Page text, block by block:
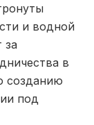
и водной
за
в
созданию
под